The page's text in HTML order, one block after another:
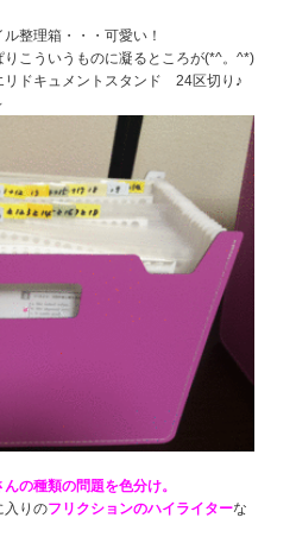
整理箱・・・可愛い！
こういうものに凝るところが(*^。^*)
リドキュメントスタンド 24区切り♪
の種類の問題を色分け。
入りのフリクションのハイライターな